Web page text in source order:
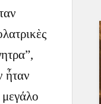
ἦταν
μεγάλο